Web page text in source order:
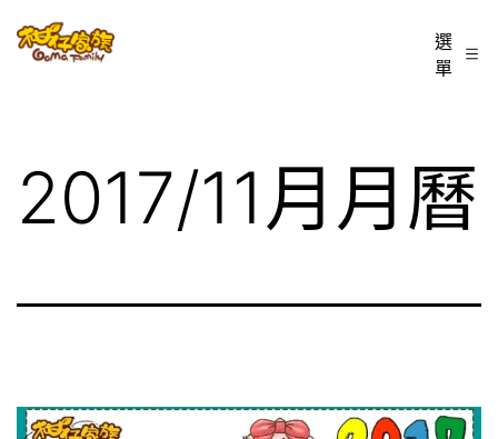
至柑
BLOG
選
單
2017/11月月曆